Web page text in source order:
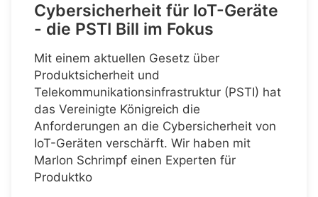
Cybersicherheit für IoT-Geräte
- die PSTI Bill im Fokus
Mit einem aktuellen Gesetz über
Produktsicherheit und
Telekommunikationsinfrastruktur (PSTI) hat
das Vereinigte Königreich die
Anforderungen an die Cybersicherheit von
IoT-Geräten verschärft. Wir haben mit
Marlon Schrimpf einen Experten für
Produktko